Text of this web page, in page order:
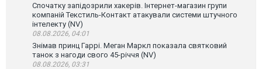
Спочатку запідозрили хакерів. Інтернет-магазин групи
компаній Текстиль-Контакт атакували системи штучного
інтелекту (NV)
08.08.2026, 04:01
Знімав принц Гаррі. Меган Маркл показала святковий
танок з нагоди свого 45-річчя (NV)
08.08.2026, 03:31